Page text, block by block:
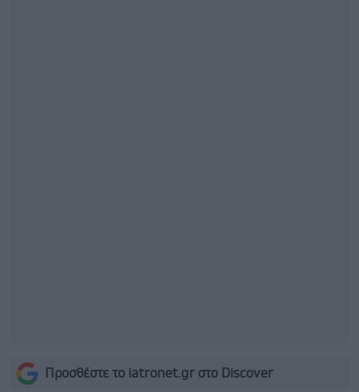
Προσθέστε το iatronet.gr στο Discover